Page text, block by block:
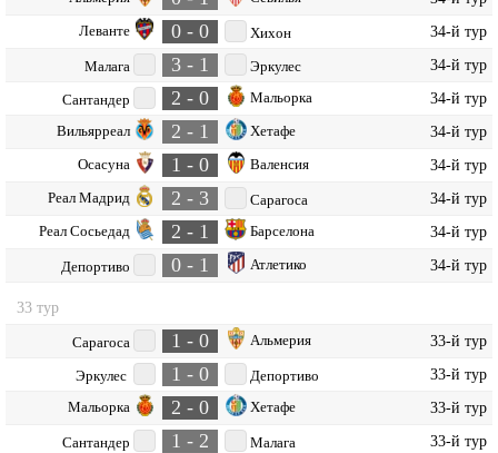
Леванте 0 - 0 Хихон 34-й тур
Малага 3 - 1 Эркулес 34-й тур
Сантандер 2 - 0 Мальорка 34-й тур
Вильярреал 2 - 1 Хетафе 34-й тур
Осасуна 1 - 0 Валенсия 34-й тур
Реал Мадрид 2 - 3 Сарагоса 34-й тур
Реал Сосьедад 2 - 1 Барселона 34-й тур
Депортиво 0 - 1 Атлетико 34-й тур
33 тур
Сарагоса 1 - 0 Альмерия 33-й тур
Эркулес 1 - 0 Депортиво 33-й тур
Мальорка 2 - 0 Хетафе 33-й тур
Сантандер 1 - 2 Малага 33-й тур